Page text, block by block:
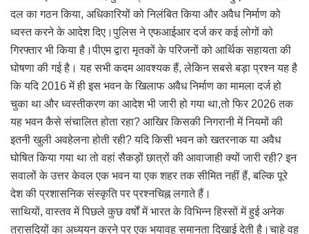
दल का गठन किया, अधिकारियों को निलंबित किया और अवैध निर्माण को
ध्वस्त करने के आदेश दिए।पुलिस ने एफआईआर दर्ज कर कई लोगों को
गिरफ्तार भी किया है।पीएम द्वारा मृतकों के परिजनों को आर्थिक सहायता की
घोषणा की गई है। यह सभी कदम आवश्यक हैं, लेकिन सबसे बड़ा प्रश्न यह है
कि यदि 2016 में ही इस भवन के खिलाफ अवैध निर्माण का मामला दर्ज हो
चुका था और ध्वस्तीकरण का आदेश भी जारी हो गया था,तो फिर 2026 तक
यह भवन कैसे संचालित होता रहा? आखिर किसकी निगरानी में नियमों की
इतनी खुली अवहेलना होती रही? यदि किसी भवन को खतरनाक या अवैध
घोषित किया गया था तो वहां सैकड़ों छात्रों की आवाजाही क्यों जारी रही? इन
सवालों के उत्तर केवल एक भवन या एक शहर तक सीमित नहीं हैं, बल्कि पूरे
देश की प्रशासनिक संस्कृति पर प्रश्नचिह्न लगाते हैं।
साथियों, वास्तव में पिछले कुछ वर्षों में भारत के विभिन्न हिस्सों में हुई अनेक
त्रासदियों का अध्ययन करने पर एक भयावह समानता दिखाई देती है।चाहे वह